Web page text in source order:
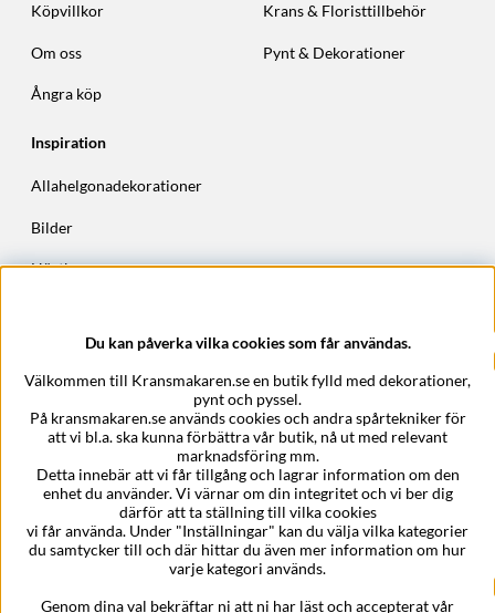
Köpvillkor
Om oss
Ångra köp
Krans & Floristtillbehör
Pynt & Dekorationer
Inspiration
Allahelgonadekorationer
Bilder
Höstkransar
Epost:support@kransmakaren.se
Du kan påverka vilka cookies som får användas.
Välkommen till Kransmakaren.se en butik fylld med dekorationer,
pynt och pyssel.
På kransmakaren.se används cookies och andra spårtekniker för
att vi bl.a. ska kunna förbättra vår butik, nå ut med relevant
marknadsföring mm.
Detta innebär att vi får tillgång och lagrar information om den
enhet du använder. Vi värnar om din integritet och vi ber dig
därför att ta ställning till vilka cookies
vi får använda. Under "Inställningar" kan du välja vilka kategorier
du samtycker till och där hittar du även mer information om hur
varje kategori används.
Genom dina val bekräftar ni att ni har läst och accepterat vår